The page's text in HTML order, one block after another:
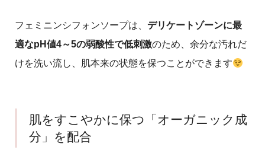
フェミニンシフォンソープは、 デリケートゾーンに最
適なpH値4～5の弱酸性で低刺激のため、余分な汚れだ
けを洗い流し、肌本来の状態を保つことができます
肌をすこやかに保つ「オーガニック成
分」を配合